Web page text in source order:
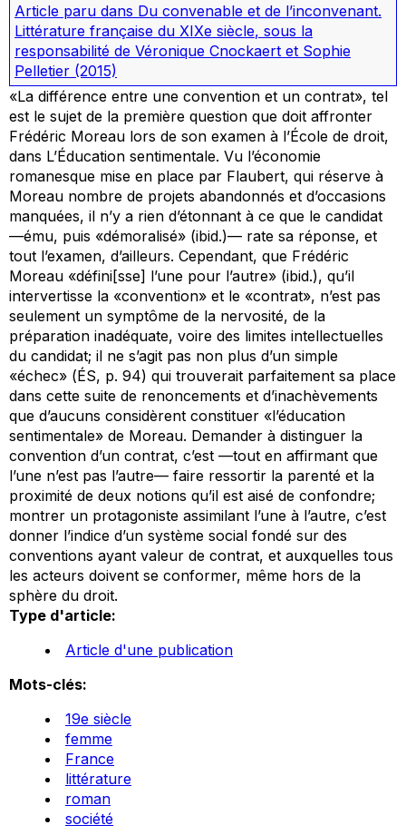
Article paru dans Du convenable et de l’inconvenant.
Littérature française du XIXe siècle, sous la
responsabilité de Véronique Cnockaert et Sophie
Pelletier (2015)
«La différence entre une convention et un contrat», tel
est le sujet de la première question que doit affronter
Frédéric Moreau lors de son examen à l’École de droit,
dans L’Éducation sentimentale. Vu l’économie
romanesque mise en place par Flaubert, qui réserve à
Moreau nombre de projets abandonnés et d’occasions
manquées, il n’y a rien d’étonnant à ce que le candidat
—ému, puis «démoralisé» (ibid.)— rate sa réponse, et
tout l’examen, d’ailleurs. Cependant, que Frédéric
Moreau «défini[sse] l’une pour l’autre» (ibid.), qu’il
intervertisse la «convention» et le «contrat», n’est pas
seulement un symptôme de la nervosité, de la
préparation inadéquate, voire des limites intellectuelles
du candidat; il ne s’agit pas non plus d’un simple
«échec» (ÉS, p. 94) qui trouverait parfaitement sa place
dans cette suite de renoncements et d’inachèvements
que d’aucuns considèrent constituer «l’éducation
sentimentale» de Moreau. Demander à distinguer la
convention d’un contrat, c’est —tout en affirmant que
l’une n’est pas l’autre— faire ressortir la parenté et la
proximité de deux notions qu’il est aisé de confondre;
montrer un protagoniste assimilant l’une à l’autre, c’est
donner l’indice d’un système social fondé sur des
conventions ayant valeur de contrat, et auxquelles tous
les acteurs doivent se conformer, même hors de la
sphère du droit.
Type d'article:
Article d'une publication
Mots-clés:
19e siècle
femme
France
littérature
roman
société